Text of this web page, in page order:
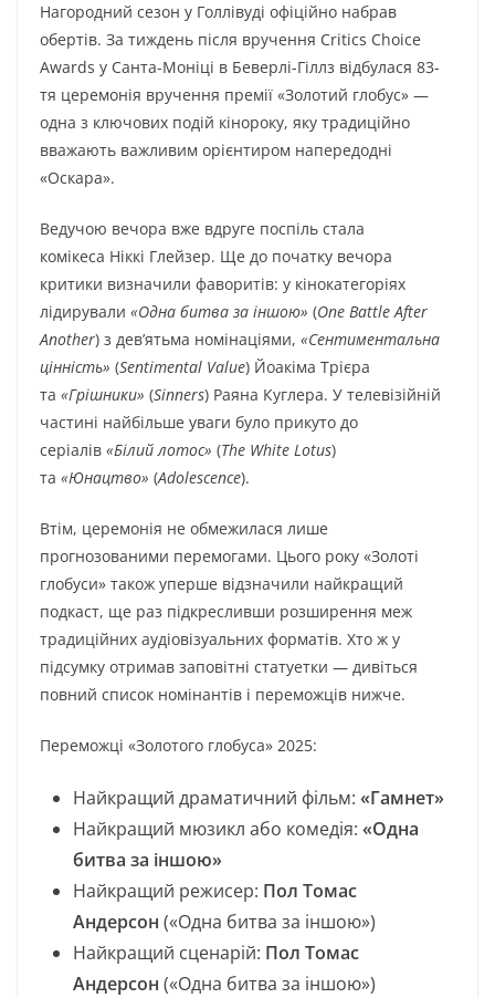
Нагородний сезон у Голлівуді офіційно набрав
обертів. За тиждень після вручення Critics Choice
Awards у Санта-Моніці в Беверлі-Гіллз відбулася 83-
тя церемонія вручення премії «Золотий глобус» —
одна з ключових подій кінороку, яку традиційно
вважають важливим орієнтиром напередодні
«Оскара».
Ведучою вечора вже вдруге поспіль стала
комікеса Ніккі Глейзер. Ще до початку вечора
критики визначили фаворитів: у кінокатегоріях
лідирували «Одна битва за іншою» (One Battle After
Another) з дев’ятьма номінаціями, «Сентиментальна
цінність» (Sentimental Value) Йоакіма Трієра
та «Грішники» (Sinners) Раяна Куглера. У телевізійній
частині найбільше уваги було прикуто до
серіалів «Білий лотос» (The White Lotus)
та «Юнацтво» (Adolescence).
Втім, церемонія не обмежилася лише
прогнозованими перемогами. Цього року «Золоті
глобуси» також уперше відзначили найкращий
подкаст, ще раз підкресливши розширення меж
традиційних аудіовізуальних форматів. Хто ж у
підсумку отримав заповітні статуетки — дивіться
повний список номінантів і переможців нижче.
Переможці «Золотого глобуса» 2025:
Найкращий драматичний фільм: «Гамнет»
Найкращий мюзикл або комедія: «Одна
битва за іншою»
Найкращий режисер: Пол Томас
Андерсон («Одна битва за іншою»)
Найкращий сценарій: Пол Томас
Андерсон («Одна битва за іншою»)